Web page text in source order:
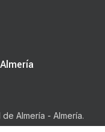
Almería - Almería.